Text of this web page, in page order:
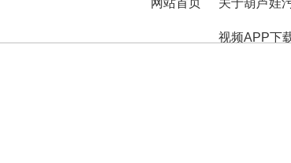
网站首页 关于葫芦娃
视频APP下